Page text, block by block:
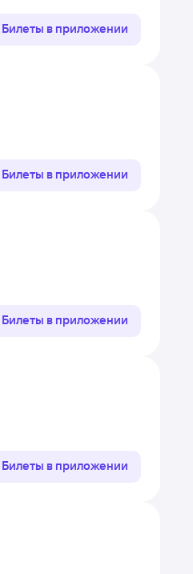
Билеты в приложении
Билеты в приложении
Билеты в приложении
Билеты в приложении